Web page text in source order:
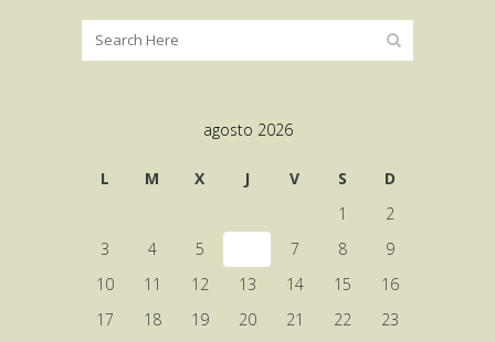
agosto 2026
L M X J V S
D
1
2
3
4 5 7 8
9
10
11 12 13 14 15
16
17
18 19 20 21 22
23